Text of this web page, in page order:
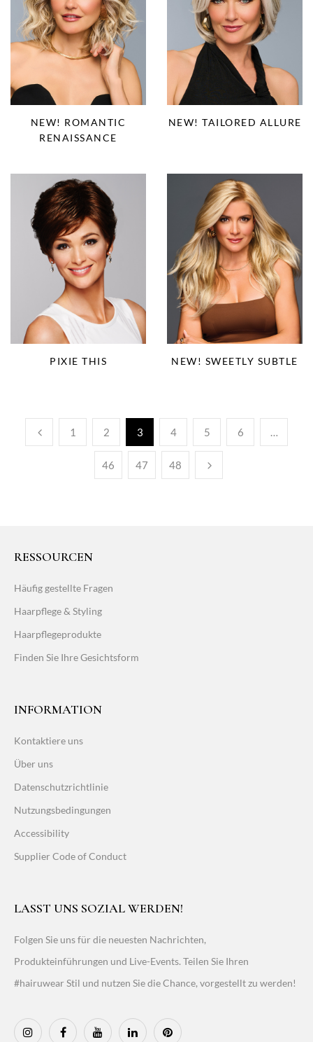
NEW! ROMANTIC
RENAISSANCE
NEW! TAILORED ALLURE
PIXIE THIS NEW! SWEETLY SUBTLE
1 2 3 4 5 6 …
46 47 48
RESSOURCEN
Häufig gestellte Fragen
Haarpflege & Styling
Haarpflegeprodukte
Finden Sie Ihre Gesichtsform
INFORMATION
Kontaktiere uns
Über uns
Datenschutzrichtlinie
Nutzungsbedingungen
Accessibility
Supplier Code of Conduct
LASST UNS SOZIAL WERDEN!
Folgen Sie uns für die neuesten Nachrichten,
Produkteinführungen und Live-Events. Teilen Sie Ihren
#hairuwear Stil und nutzen Sie die Chance, vorgestellt zu werden!